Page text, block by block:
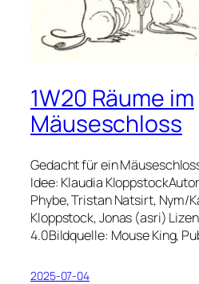
1W20 Räume im
Mäuseschloss
Gedacht für ein
Idee: Klaudia
Phybe, Tristan Natsirt, Nym/
Kloppstock, Jonas (asri)
4.0Bildquelle: Mouse King,
2025-07-04